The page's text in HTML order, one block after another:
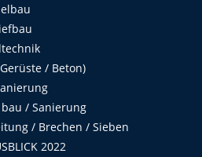
/ Beton)
/ Sanierung
/ Brechen / Sieben
2022